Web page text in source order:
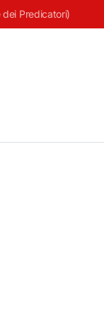
Predicatori)